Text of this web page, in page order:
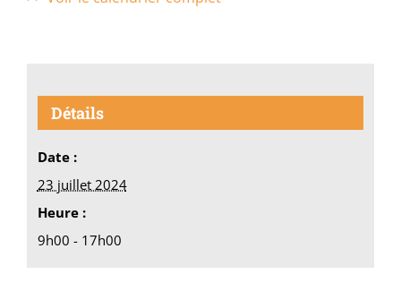
Détails
Date :
23 juillet 2024
Heure :
9h00 - 17h00